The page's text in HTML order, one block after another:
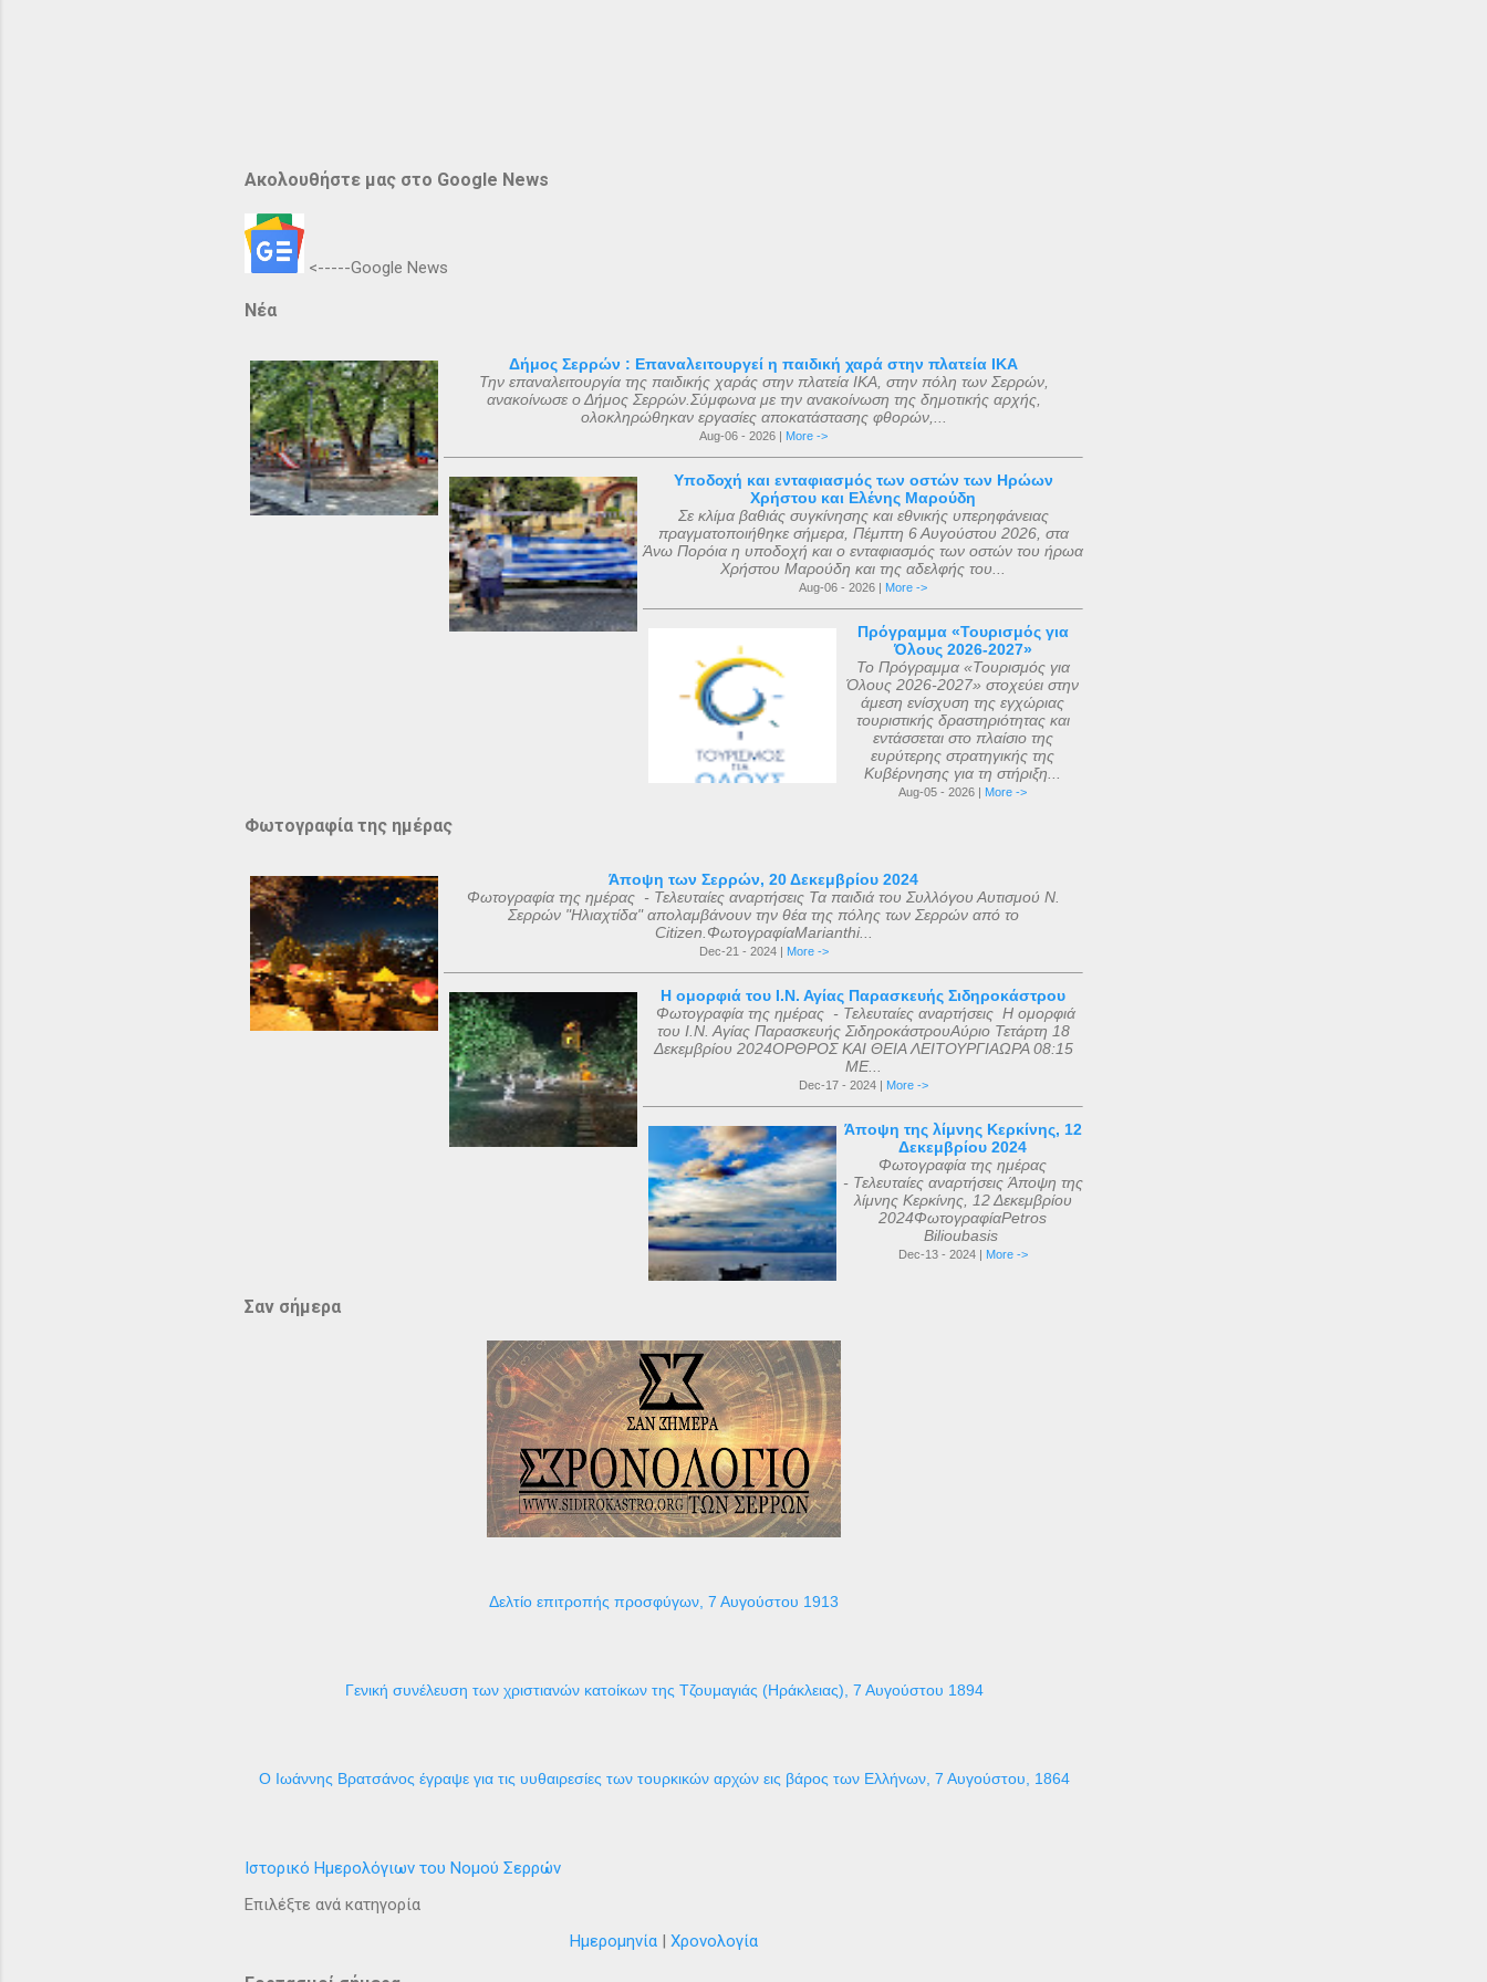
Ακολουθήστε μας στο Google News
<-----Google News
Νέα
Δήμος Σερρών : Επαναλειτουργεί η παιδική χαρά στην πλατεία ΙΚΑ
Την επαναλειτουργία της παιδικής χαράς στην πλατεία ΙΚΑ, στην πόλη των Σερρών,
ανακοίνωσε ο Δήμος Σερρών.Σύμφωνα με την ανακοίνωση της δημοτικής αρχής,
ολοκληρώθηκαν εργασίες αποκατάστασης φθορών,...
Aug-06 - 2026 | More ->
Υποδοχή και ενταφιασμός των οστών των Ηρώων
Χρήστου και Ελένης Μαρούδη
Σε κλίμα βαθιάς συγκίνησης και εθνικής υπερηφάνειας
πραγματοποιήθηκε σήμερα, Πέμπτη 6 Αυγούστου 2026, στα
Άνω Πορόια η υποδοχή και ο ενταφιασμός των οστών του ήρωα
Χρήστου Μαρούδη και της αδελφής του...
Aug-06 - 2026 | More ->
Πρόγραμμα «Τουρισμός για
Όλους 2026-2027»
Το Πρόγραμμα «Τουρισμός για
Όλους 2026-2027» στοχεύει στην
άμεση ενίσχυση της εγχώριας
τουριστικής δραστηριότητας και
εντάσσεται στο πλαίσιο της
ευρύτερης στρατηγικής της
Κυβέρνησης για τη στήριξη...
Aug-05 - 2026 | More ->
Φωτογραφία της ημέρας
Άποψη των Σερρών, 20 Δεκεμβρίου 2024
Φωτογραφία της ημέρας - Τελευταίες αναρτήσεις Τα παιδιά του Συλλόγου Αυτισμού Ν.
Σερρών "Ηλιαχτίδα" απολαμβάνουν την θέα της πόλης των Σερρών από το
Citizen.ΦωτογραφίαMarianthi...
Dec-21 - 2024 | More ->
Η ομορφιά του Ι.Ν. Αγίας Παρασκευής Σιδηροκάστρου
Φωτογραφία της ημέρας - Τελευταίες αναρτήσεις Η ομορφιά
του Ι.Ν. Αγίας Παρασκευής ΣιδηροκάστρουΑύριο Τετάρτη 18
Δεκεμβρίου 2024ΟΡΘΡΟΣ ΚΑΙ ΘΕΙΑ ΛΕΙΤΟΥΡΓΙΑΩΡΑ 08:15
ΜΕ...
Dec-17 - 2024 | More ->
Άποψη της λίμνης Κερκίνης, 12
Δεκεμβρίου 2024
Φωτογραφία της ημέρας
- Τελευταίες αναρτήσεις Άποψη της
λίμνης Κερκίνης, 12 Δεκεμβρίου
2024ΦωτογραφίαPetros
Bilioubasis
Dec-13 - 2024 | More ->
Σαν σήμερα
Δελτίο επιτροπής προσφύγων, 7 Αυγούστου 1913
Γενική συνέλευση των χριστιανών κατοίκων της Τζουμαγιάς (Ηράκλειας), 7 Αυγούστου 1894
Ο Ιωάννης Βρατσάνος έγραψε για τις υυθαιρεσίες των τουρκικών αρχών εις βάρος των Ελλήνων, 7 Αυγούστου, 1864
Ιστορικό Ημερολόγιων του Νομού Σερρών
Επιλέξτε ανά κατηγορία
Ημερομηνία | Χρονολογία